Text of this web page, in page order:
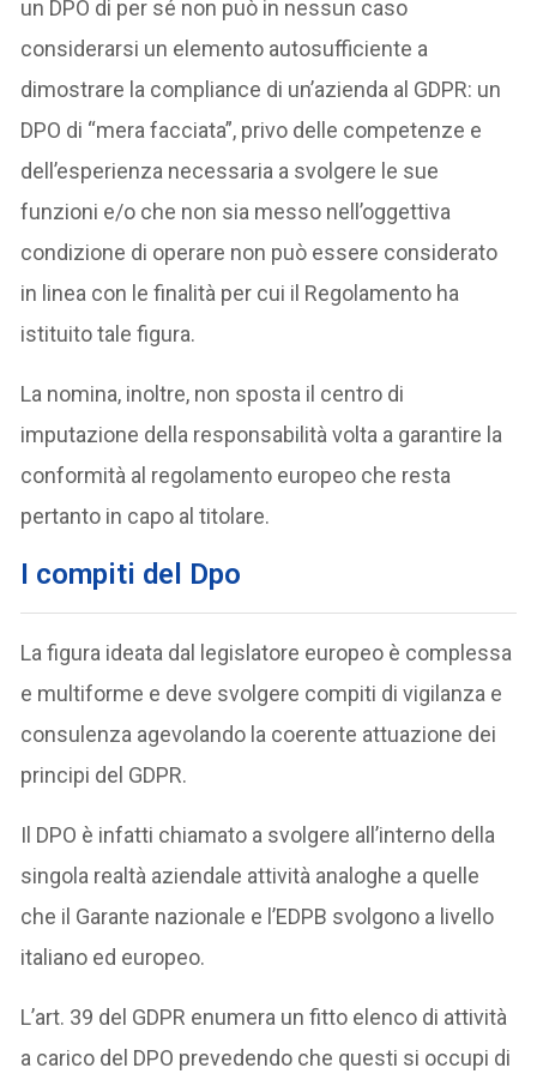
un DPO di per sé non può in nessun caso
considerarsi un elemento autosufficiente a
dimostrare la compliance di un’azienda al GDPR: un
DPO di “mera facciata”, privo delle competenze e
dell’esperienza necessaria a svolgere le sue
funzioni e/o che non sia messo nell’oggettiva
condizione di operare non può essere considerato
in linea con le finalità per cui il Regolamento ha
istituito tale figura.
La nomina, inoltre, non sposta il centro di
imputazione della responsabilità volta a garantire la
conformità al regolamento europeo che resta
pertanto in capo al titolare.
I compiti del Dpo
La figura ideata dal legislatore europeo è complessa
e multiforme e deve svolgere compiti di vigilanza e
consulenza agevolando la coerente attuazione dei
principi del GDPR.
Il DPO è infatti chiamato a svolgere all’interno della
singola realtà aziendale attività analoghe a quelle
che il Garante nazionale e l’EDPB svolgono a livello
italiano ed europeo.
L’art. 39 del GDPR enumera un fitto elenco di attività
a carico del DPO prevedendo che questi si occupi di